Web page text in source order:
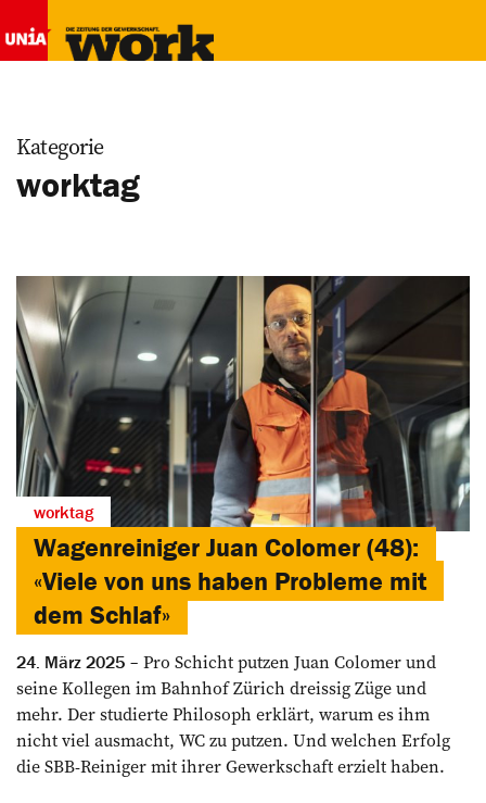
Kategorie
worktag
worktag
Wagenreiniger Juan Colomer (48):
«Viele von uns haben Probleme mit
dem Schlaf»
24. März 2025
Pro Schicht putzen Juan Colomer und
seine Kollegen im Bahnhof­ ­Zürich dreissig Züge und
mehr. Der studierte Philosoph erklärt, warum es ihm
nicht viel ausmacht, WC zu putzen. Und welchen Erfolg
die SBB-Reiniger mit ihrer Gewerkschaft erzielt haben.